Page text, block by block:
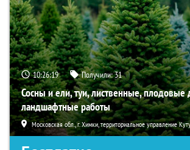
10:26:18 Получили:31
Сосны и ели, туи, лиственные, плодовые
ландшафтные работы
Московская обл., г. Химки, территориальное управление